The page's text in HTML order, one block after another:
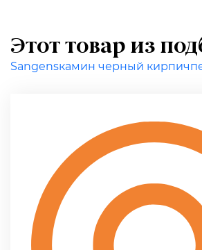
Этот товар из
Sangensкамин черный кирпич